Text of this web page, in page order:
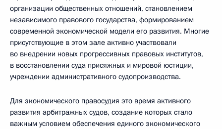
организации общественных отношений, становлением
независимого правового государства, формированием
современной экономической модели его развития. Многие
присутствующие в этом зале активно участвовали
во внедрении новых прогрессивных правовых институтов,
в восстановлении суда присяжных и мировой юстиции,
учреждении административного судопроизводства.
Для экономического правосудия это время активного
развития арбитражных судов, создание которых стало
важным условием обеспечения единого экономического